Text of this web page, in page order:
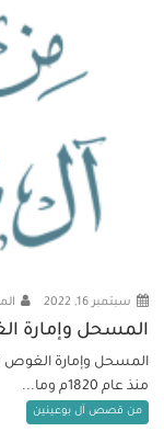
سبتمبر 16, 2022
المسحل وإمارة
منذ عام 1820م وما...
من قصص آل بوعينين